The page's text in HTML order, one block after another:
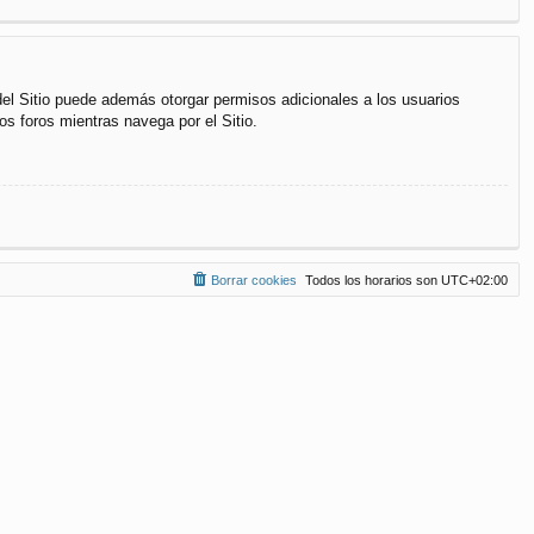
Sitio puede además otorgar permisos adicionales a los usuarios
foros mientras navega por el Sitio.
Todos los horarios son UTC+02:00
Borrar cookies